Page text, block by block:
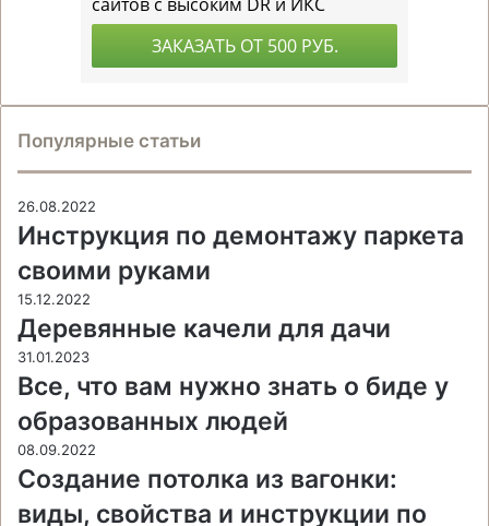
Популярные статьи
26.08.2022
Инструкция по демонтажу паркета
своими руками
15.12.2022
Деревянные качели для дачи
31.01.2023
Все, что вам нужно знать о биде у
образованных людей
08.09.2022
Создание потолка из вагонки:
виды, свойства и инструкции по